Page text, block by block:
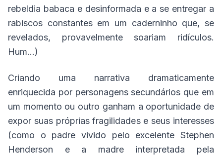
rebeldia babaca e desinformada e a se entregar a
rabiscos constantes em um caderninho que, se
revelados, provavelmente soariam ridículos.
Hum...)
Criando uma narrativa dramaticamente
enriquecida por personagens secundários que em
um momento ou outro ganham a oportunidade de
expor suas próprias fragilidades e seus interesses
(como o padre vivido pelo excelente Stephen
Henderson e a madre interpretada pela